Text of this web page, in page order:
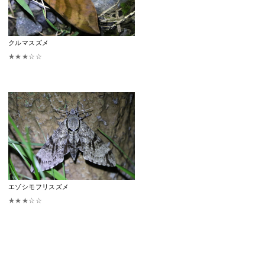
クルマスズメ
★★★☆☆
エゾシモフリスズメ
★★★☆☆